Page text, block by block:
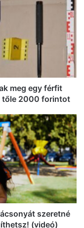
meg egy férfit
tőle 2000 forintot
szeretné
(videó)